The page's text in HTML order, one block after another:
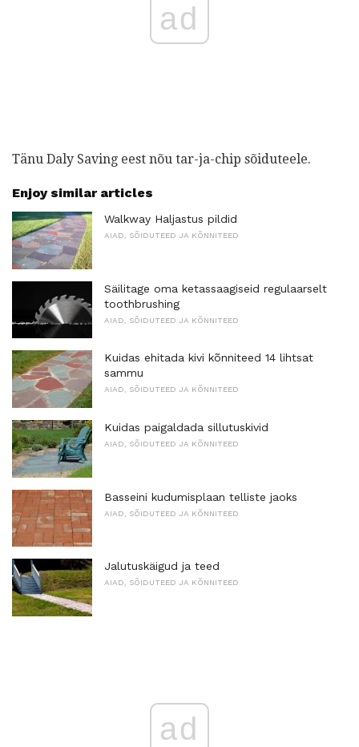
ad
Tänu Daly Saving eest nõu tar-ja-chip sõiduteele.
Enjoy similar articles
Walkway Haljastus pildid
AIAD, SÕIDUTEED JA KÕNNITEED
Säilitage oma ketassaagiseid regulaarselt
toothbrushing
AIAD, SÕIDUTEED JA KÕNNITEED
Kuidas ehitada kivi kõnniteed 14 lihtsat
sammu
AIAD, SÕIDUTEED JA KÕNNITEED
Kuidas paigaldada sillutuskivid
AIAD, SÕIDUTEED JA KÕNNITEED
Basseini kudumisplaan telliste jaoks
AIAD, SÕIDUTEED JA KÕNNITEED
Jalutuskäigud ja teed
AIAD, SÕIDUTEED JA KÕNNITEED
ad